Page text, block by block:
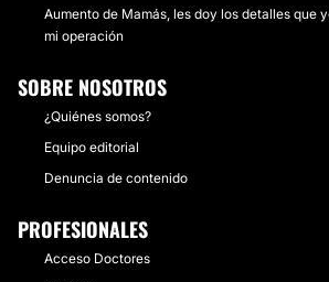
Aumento de Mamás, les doy los detalles que
mi operación
SOBRE NOSOTROS
¿Quiénes somos?
Equipo editorial
Denuncia de contenido
PROFESIONALES
Acceso Doctores